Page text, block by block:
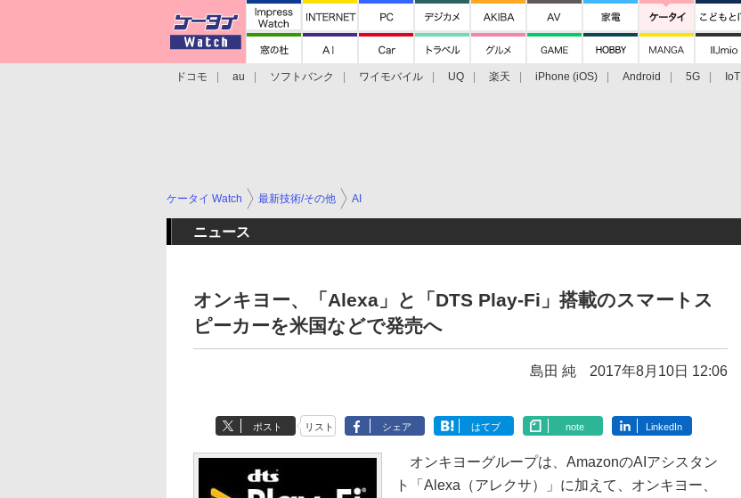
ドコモ au ソフトバンク ワイモバイル UQ 楽天 iPhone (iOS) Android 5G IoT
ケータイ Watch 最新技術/その他 AI
ニュース
オンキヨー、「Alexa」と「DTS Play-Fi」搭載のスマートス
ピーカーを米国などで発売へ
島田 純 2017年8月10日 12:06
ポスト リスト シェア はてブ note LinkedIn
オンキヨーグループは、AmazonのAIアシスタン
ト「Alexa（アレクサ）」に加えて、オンキヨー、